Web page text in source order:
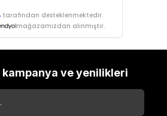
tarafından desteklenmektedir.
mağazamızdan alınmıştır.
ve yenilikleri